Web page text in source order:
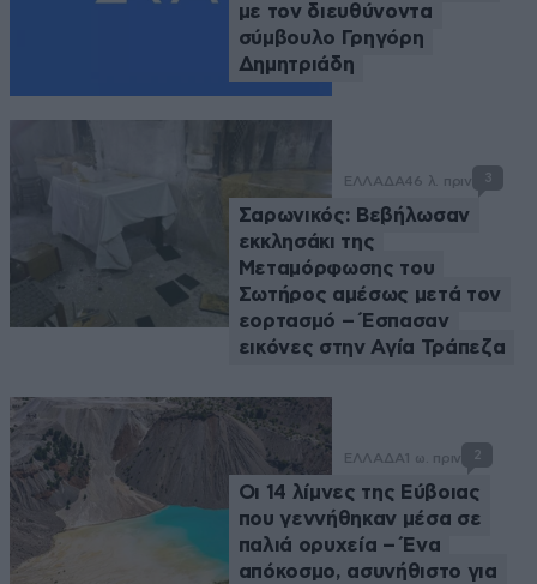
με τον διευθύνοντα
σύμβουλο Γρηγόρη
Δημητριάδη
ΕΛΛΑΔΑ46 λ. πριν 3
Σαρωνικός: Βεβήλωσαν
εκκλησάκι της
Μεταμόρφωσης του
Σωτήρος αμέσως μετά τον
εορτασμό – Έσπασαν
εικόνες στην Αγία Τράπεζα
ΕΛΛΑΔΑ 1 ω. πριν 2
Οι 14 λίμνες της Εύβοιας
που γεννήθηκαν μέσα σε
παλιά ορυχεία – Ένα
απόκοσμο, ασυνήθιστο για